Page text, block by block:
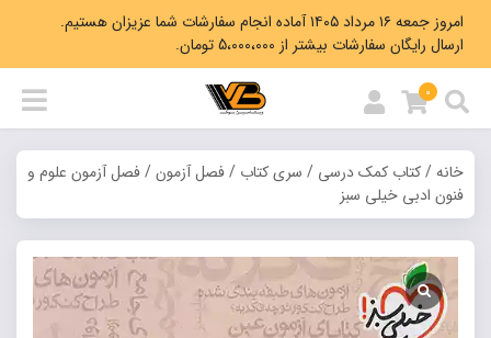
امروز جمعه ۱۶ مرداد ۱۴۰۵ آماده انجام سفارشات شما عزیزان هستیم.
ارسال رایگان سفارشات بیشتر از 5،000،000 تومان.
0
خانه/کتاب کمک درسی / سری کتاب /فصل آزمون/ فصل آزمون علوم و
فنون ادبی خیلی سبز